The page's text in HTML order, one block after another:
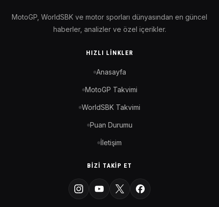
MotoGP, WorldSBK ve motor sporları dünyasından en güncel
haberler, analizler ve özel içerikler.
HIZLI LINKLER
Anasayfa
MotoGP Takvimi
WorldSBK Takvimi
Puan Durumu
İletişim
BIZI TAKIP ET